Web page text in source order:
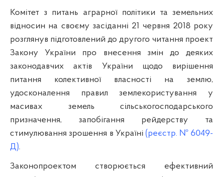
Комітет з питань аграрної політики та земельних
відносин на своєму засіданні 21 червня 2018 року
розглянув підготовлений до другого читання проект
ЗаконуУкраїни про внесення змін до деяких
законодавчих актів України щодо вирішення
питання колективної власності на землю,
удосконалення правил землекористування у
масивах земель сільськогосподарського
призначення, запобігання рейдерству та
стимулювання зрошення в Україні (реєстр. № 6049-
Д).
Законопроектом створюється ефективний